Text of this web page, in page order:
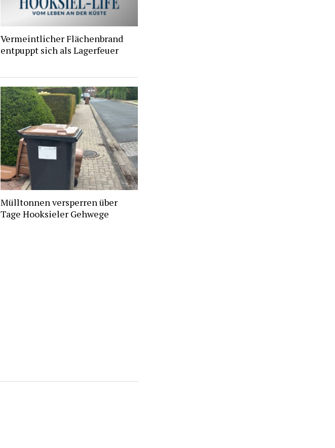
Vermeintlicher Flächenbrand
entpuppt sich als Lagerfeuer
Mülltonnen versperren über
Tage Hooksieler Gehwege